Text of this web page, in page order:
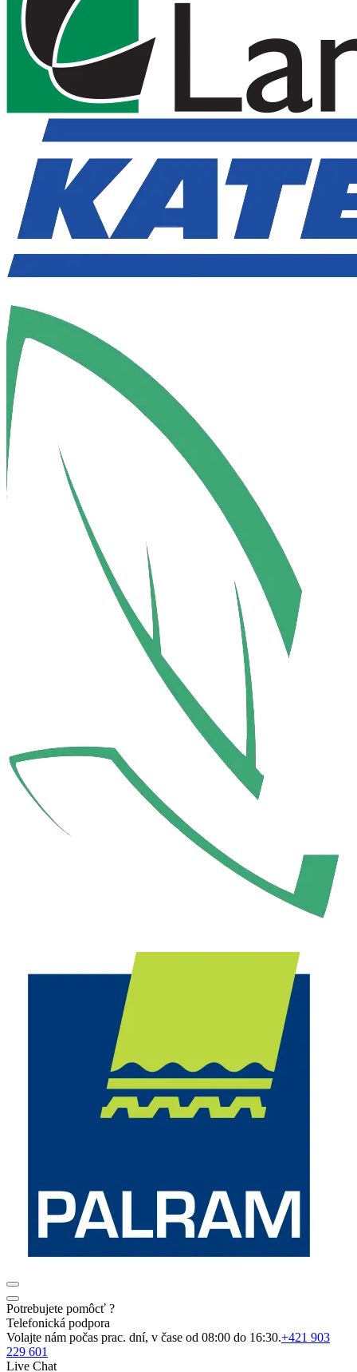
Potrebujete pomôcť ?
Telefonická podpora
Volajte nám počas prac. dní, v čase od 08:00 do 16:30.+421 903
229 601
Live Chat